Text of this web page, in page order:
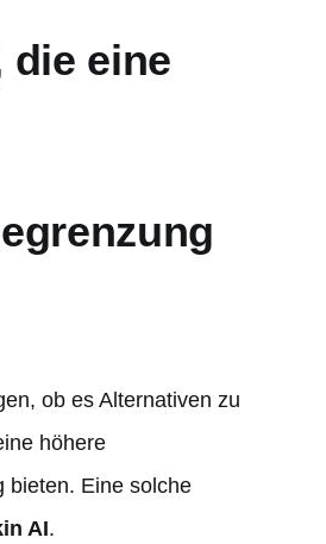
die eine
ob es Alternativen zu
höhere
bieten. Eine solche
AI.